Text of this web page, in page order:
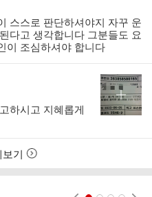
스스로 판단하셔야지 자꾸 운
다고 생각합니다 그분들도 요
이 조심하셔야 합니다
하시고 지혜롭게
기